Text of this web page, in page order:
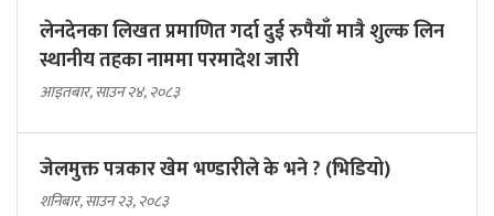
लेनदेनका लिखत प्रमाणित गर्दा दुई रुपैयाँ मात्रै शुल्क लिन
स्थानीय तहका नाममा परमादेश जारी
आइतबार, साउन २४, २०८३
जेलमुक्त पत्रकार खेम भण्डारीले के भने ? (भिडियो)
शनिबार, साउन २३, २०८३